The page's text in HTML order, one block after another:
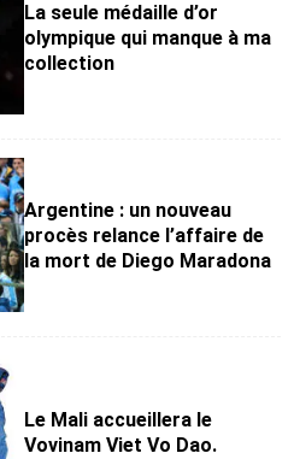
La seule médaille d’or
olympique qui manque à ma
collection
Argentine : un nouveau
procès relance l’affaire de
la mort de Diego Maradona
Le Mali accueillera le
Vovinam Viet Vo Dao.